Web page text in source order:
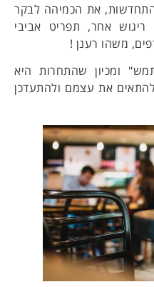
את הכמיהה לבקר
אחר, תפריט אביבי
משהו רענן !
ומכיון שהתחרות היא
להתאים את עצמם ולהתעדכן